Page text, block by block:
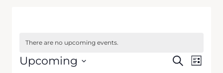
There are no upcoming events.
Search
List
Upcoming